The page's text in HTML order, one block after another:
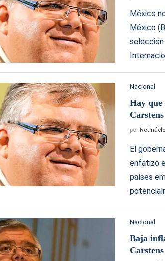
México
México
Nacional
Hay que
Carstens
por
El
enfatizó
países
Nacional
Baja
Carstens